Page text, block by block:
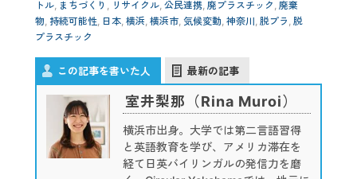
トル まちづくり リサイクル 公民連携 廃プラスチック 廃棄
物 持続可能性 日本 横浜 横浜市 気候変動 神奈川 脱プラ 脱
プラスチック
この記事を書いた人 最新の記事
室井梨那（Rina Muroi）
横浜市出身。大学では第二言語習得
と英語教育を学び、アメリカ滞在を
経て日英バイリンガルの発信力を磨